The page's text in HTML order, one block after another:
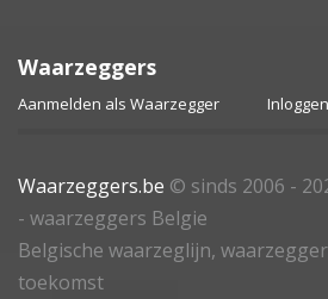
Waarzeggers
Aanmelden als Waarzegger
Waarzeggers.be © sinds 2006 -
- waarzeggers Belgie
Belgische waarzeglijn,
toekomst